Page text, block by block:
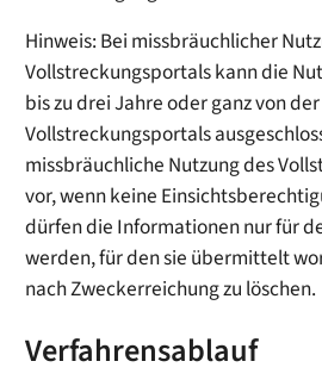
Hinweis: Bei missbräuchlicher
Vollstreckungsportals kann die
bis zu drei Jahre oder ganz von
Vollstreckungsportals
missbräuchliche Nutzung des
vor,wenn keine
dürfen die Informationen nur für
werden, für den sie übermittelt
nach Zweckerreichung zu löschen.
Verfahrensablauf